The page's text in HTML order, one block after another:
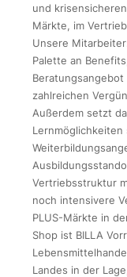
und
Märkte, im
Unsere
Palette an
zahlreichen
Außerdem setzt
Vertriebsstruktur
noch intensivere
PLUS-Märkte in
Shop ist BILLA
Landes in der